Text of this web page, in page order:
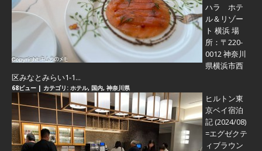
ハラ ホテ
ル＆リゾー
ト 横浜 場
所：〒220-
0012 神奈川
県横浜市西
区みなとみらい1-1...
68ビュー | カテゴリ: ホテル, 国内, 神奈川県
ヒルトン東
京ベイ宿泊
記 (2024/08)
=エグゼクテ
ィブラウン